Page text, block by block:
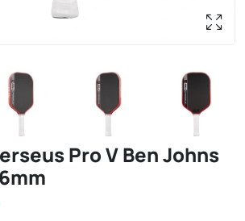
Pro V Ben Johns